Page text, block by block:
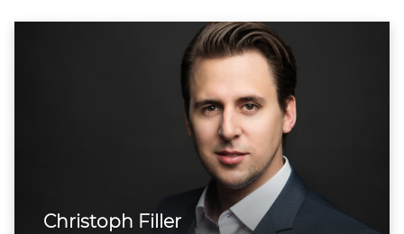
Christoph Filler